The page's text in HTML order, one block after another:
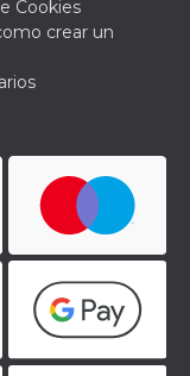
Cookies
crear un